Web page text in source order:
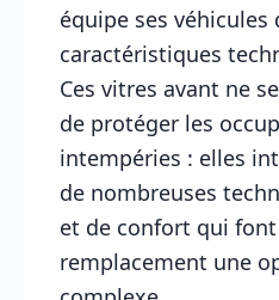
équipe ses véhicules
caractéristiques
Ces vitres avant ne
de protéger les
intempéries : elles
de nombreuses
et de confort qui
remplacement une